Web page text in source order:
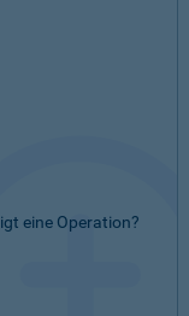
eine Operation?